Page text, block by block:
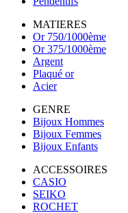
MATIERES
Or 750/1000ème
Or 375/1000ème
Argent
Plaqué or
Acier
GENRE
Bijoux Hommes
Bijoux Femmes
Bijoux Enfants
ACCESSOIRES
CASIO
SEIKO
ROCHET